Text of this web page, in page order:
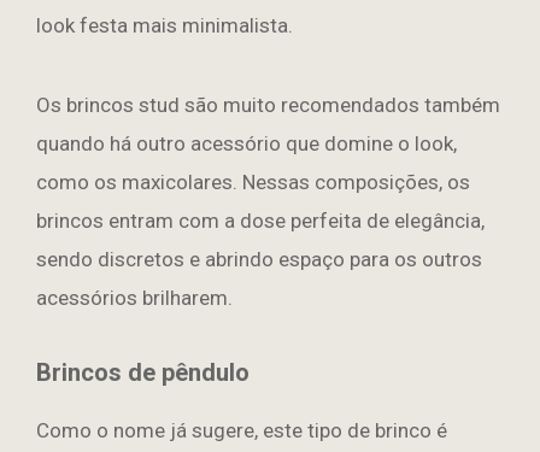
look festa mais minimalista.
Os brincos stud são muito recomendados também
quando há outro acessório que domine o look,
como os maxicolares. Nessas composições, os
brincos entram com a dose perfeita de elegância,
sendo discretos e abrindo espaço para os outros
acessórios brilharem.
Brincos de pêndulo
Como o nome já sugere, este tipo de brinco é